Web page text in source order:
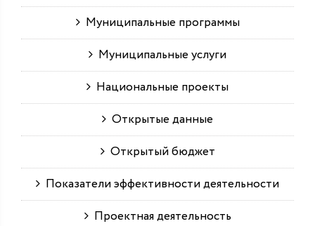
Муниципальные программы
Муниципальные услуги
Национальные проекты
Открытые данные
Открытый бюджет
Показатели эффективности деятельности
Проектная деятельность